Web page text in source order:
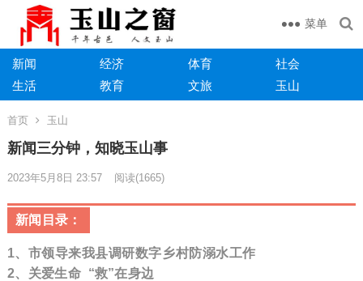
菜单
新闻 经济 体育
社会
生活
教育 文旅 玉山
首页 玉山
新闻三分钟，知晓玉山事
2023年5月8日 23:57 阅读(1665)
新闻目录：
1、 市领导来我县调研数字乡村防溺水工作
2、关爱生命 “救”在身边